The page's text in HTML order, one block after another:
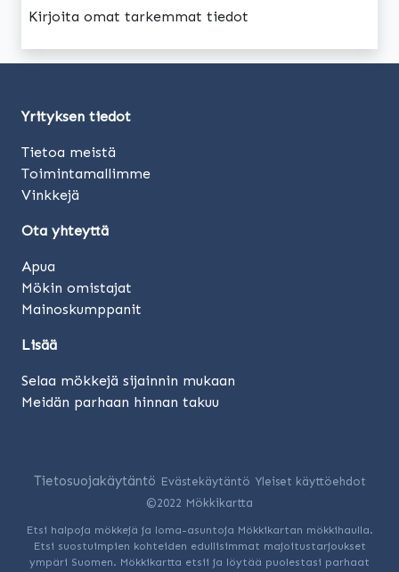
Kirjoita omat tarkemmat tiedot
Yrityksen tiedot
Tietoa meistä
Toimintamallimme
Vinkkejä
Ota yhteyttä
Apua
Mökin omistajat
Mainoskumppanit
Lisää
Selaa mökkejä sijainnin mukaan
Meidän parhaan hinnan takuu
Tietosuojakäytäntö Evästekäytäntö Yleiset käyttöehdot
©2022 Mökkikartta
Etsi halpoja mökkejä ja loma-asuntoja Mökkikartan mökkihaulla.
Etsi suostuimpien kohteiden edullisimmat majoitustarjoukset
ympäri Suomen. Mökkikartta etsii ja löytää puolestasi parhaat